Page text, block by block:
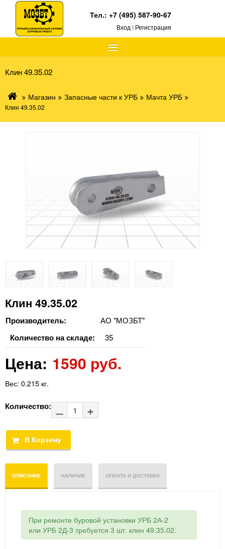
≡
Тел.:+7 (495) 587-90-67
Вход \ Регистрация
Клин 49.35.02
Магазин Запасные части к УРБ Мачта УРБ
Клин 49.35.02
Клин 49.35.02
Производитель: АО "МОЗБТ"
Количество на складе: 35
Цена: 1590 руб.
Вес: 0.215 кг.
Количество:
ОПИСАНИЕ НАЛИЧИЕ ОПЛАТА И ДОСТАВКА
При ремонте буровой установки УРБ 2А-2
или УРБ 2Д-3 требуется 3 шт. клин 49.35.02.